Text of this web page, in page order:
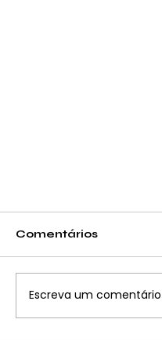
Comentários
Escreva um comentário